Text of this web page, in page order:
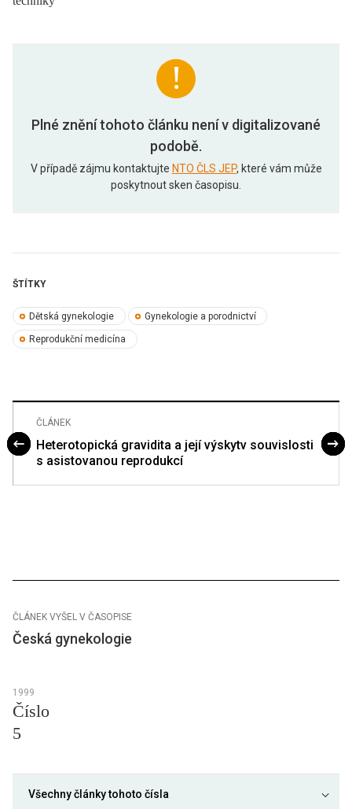
Plné znění tohoto článku není v digitalizované
podobě.
V případě zájmu kontaktujte NTO ČLS JEP, které vám může
poskytnout sken časopisu.
ŠTÍTKY
Dětská gynekologie Gynekologie a porodnictví
Reprodukční medicína
ČLÁNEK
Heterotopická gravidita a její výskytv souvislosti
s asistovanou reprodukcí
ČLÁNEK VYŠEL V ČASOPISE
Česká gynekologie
1999
Číslo
5
Všechny články tohoto čísla